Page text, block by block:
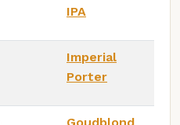
IPA
Imperial
Porter